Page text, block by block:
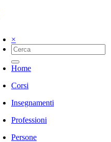
×
Home
Corsi
Insegnamenti
Professioni
Persone